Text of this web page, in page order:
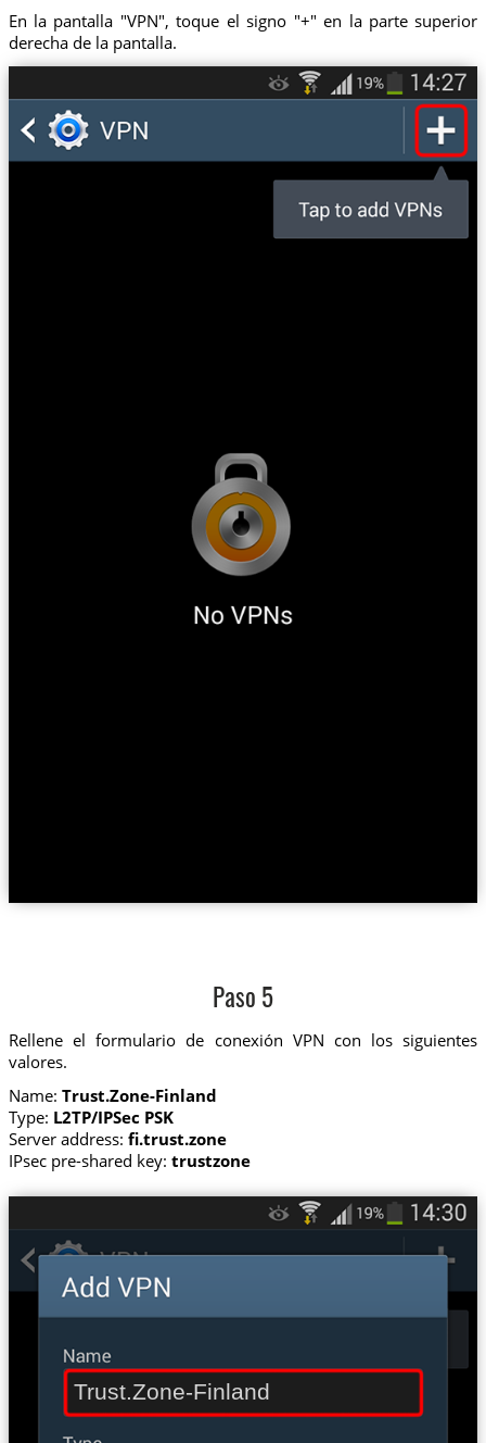
En la pantalla "VPN", toque el signo "+" en la parte superior
derecha de la pantalla.
Paso 5
Rellene el formulario de conexión VPN con los siguientes
valores.
Name: Trust.Zone-Finland
Type: L2TP/IPSec PSK
Server address: fi.trust.zone
IPsec pre-shared key: trustzone
Trust.Zone-Finland